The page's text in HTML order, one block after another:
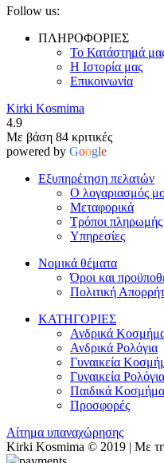
Follow us:
ΠΛΗΡΟΦΟΡΙΕΣ
Το Κατάστημά
Η Ιστορία μας
Επικοινωνία
Kirki Kosmima
4.9
Με βάση 84 κριτικές
powered by Google
Εξυπηρέτηση πελατών
Ο λογαριασμός
Μεταφορικά
Τρόποι πληρωμής
Υπηρεσίες
Νομικά θέματα
Όροι και
Πολιτική
ΚΑΤΗΓΟΡΙΕΣ
Ανδρικά
Ανδρικά Ρολόγια
Γυναικεία
Γυναικεία Ρολόγια
Παιδικά
Προσφορές
Αίτημα υπαναχώρησης
Kirki Kosmima © 2019 | Με